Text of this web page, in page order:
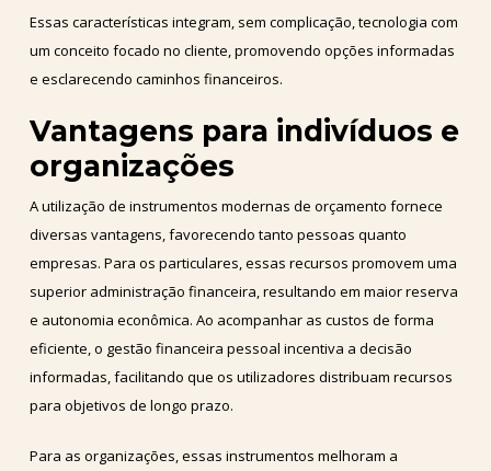
Essas características integram, sem complicação, tecnologia com
um conceito focado no cliente, promovendo opções informadas
e esclarecendo caminhos financeiros.
Vantagens para indivíduos e
organizações
A utilização de instrumentos modernas de orçamento fornece
diversas vantagens, favorecendo tanto pessoas quanto
empresas. Para os particulares, essas recursos promovem uma
superior administração financeira, resultando em maior reserva
e autonomia econômica. Ao acompanhar as custos de forma
eficiente, o gestão financeira pessoal incentiva a decisão
informadas, facilitando que os utilizadores distribuam recursos
para objetivos de longo prazo.
Para as organizações, essas instrumentos melhoram a